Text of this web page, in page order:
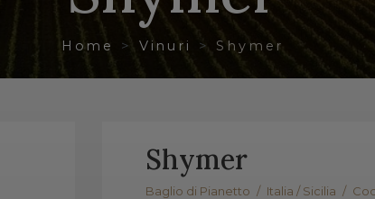
Home Vinuri Shymer
Shymer
Baglio di Pianetto / Italia / Sicilia /